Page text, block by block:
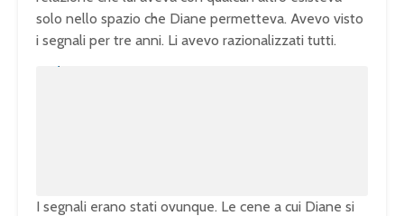
solo nello spazio che Diane permetteva. Avevo visto
i segnali per tre anni. Li avevo razionalizzati tutti.
I segnali erano stati ovunque. Le cene a cui Diane si